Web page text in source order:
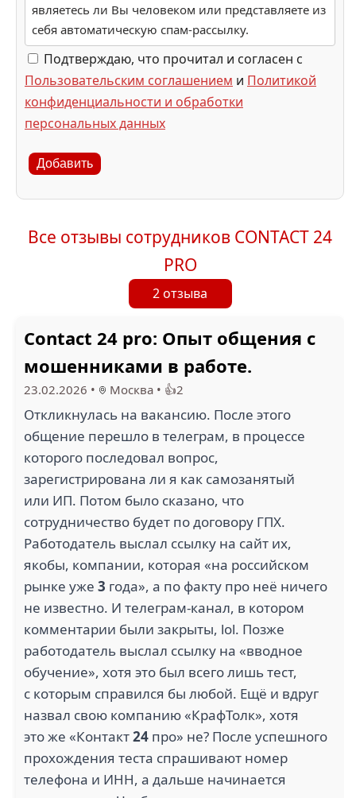
являетесь ли Вы человеком или представляете из
себя автоматическую спам-рассылку.
Подтверждаю, что прочитал и согласен с
Пользовательским соглашением и Политикой
конфиденциальности и обработки
персональных данных
Добавить
Все отзывы сотрудников CONTACT 24
PRO
2 отзыва
Contact 24 pro: Опыт общения с
мошенниками в работе.
23.02.2026 • Москва • 👍2
Откликнулась на вакансию. После этого
общение перешло в телеграм, в процессе
которого последовал вопрос,
зарегистрирована ли я как самозанятый
или ИП. Потом было сказано, что
сотрудничество будет по договору ГПХ.
Работодатель выслал ссылку на сайт их,
якобы, компании, которая «на российском
рынке уже 3 года», а по факту про неё ничего
не известно. И телеграм-канал, в котором
комментарии были закрыты, lol. Позже
работодатель выслал ссылку на «вводное
обучение», хотя это был всего лишь тест,
с которым справился бы любой. Ещё и вдруг
назвал свою компанию «КрафТолк», хотя
это же «Контакт24 про» не? После успешного
прохождения теста спрашивают номер
телефона и ИНН, а дальше начинается